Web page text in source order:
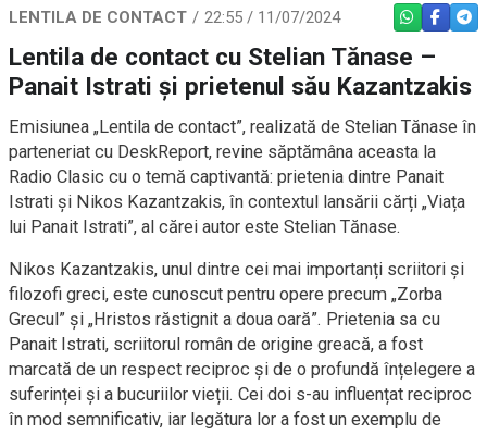
LENTILA DE CONTACT 22:55 / 11/07/2024 WHATSAPP
Lentila de contact cu Stelian Tănase –
Panait Istrati și prietenul său Kazantzakis
Emisiunea „Lentila de contact”, realizată de Stelian Tănase în
parteneriat cu DeskReport, revine săptămâna aceasta la
Radio Clasic cu o temă captivantă: prietenia dintre Panait
Istrati și Nikos Kazantzakis, în contextul lansării cărți „Viața
lui Panait Istrati”, al cărei autor este Stelian Tănase.
Nikos Kazantzakis, unul dintre cei mai importanți scriitori și
filozofi greci, este cunoscut pentru opere precum „Zorba
Grecul” și „Hristos răstignit a doua oară”. Prietenia sa cu
Panait Istrati, scriitorul român de origine greacă, a fost
marcată de un respect reciproc și de o profundă înțelegere a
suferinței și a bucuriilor vieții. Cei doi s-au influențat reciproc
în mod semnificativ, iar legătura lor a fost un exemplu de